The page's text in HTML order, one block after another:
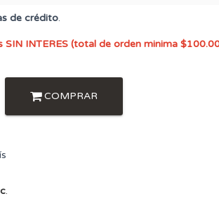
de crédito.
SIN INTERES (total de orden minima
COMPRAR
.